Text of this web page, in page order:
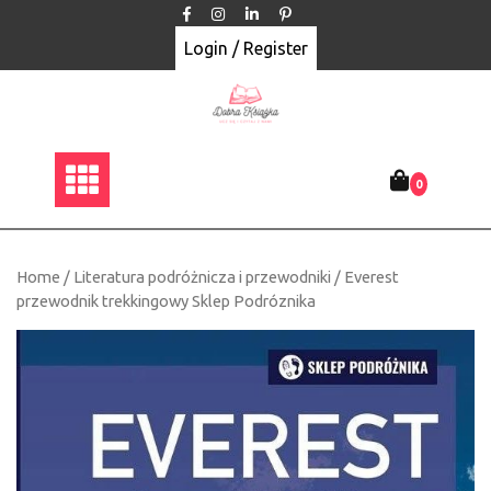
Login / Register
0
Home / Literatura podróżnicza i przewodniki / Everest
przewodnik trekkingowy Sklep Podróznika